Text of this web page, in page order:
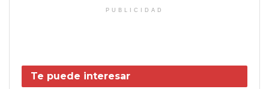
PUBLICIDAD
Te puede interesar